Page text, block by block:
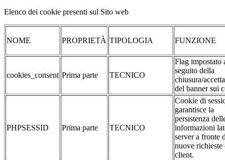
Elenco dei cookie presenti sul Sito web
NOME PROPRIETÀ TIPOLOGIA FUNZIONE
cookies_consent Prima parte TECNICO
Flag impostato
seguito della
chiusura/
del banner sui
PHPSESSID Prima parte TECNICO
Cookie di
garantisce la
persistenza
informazioni
server a fronte
nuove richieste
client.